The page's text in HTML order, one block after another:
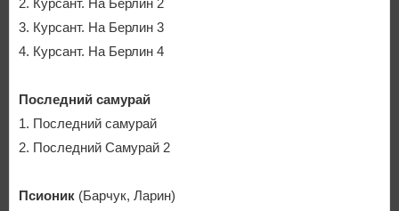
2. Курсант. На Берлин 2
3. Курсант. На Берлин 3
4. Курсант. На Берлин 4
Последний самурай
1. Последний самурай
2. Последний Самурай 2
Псионик (Барчук, Ларин)